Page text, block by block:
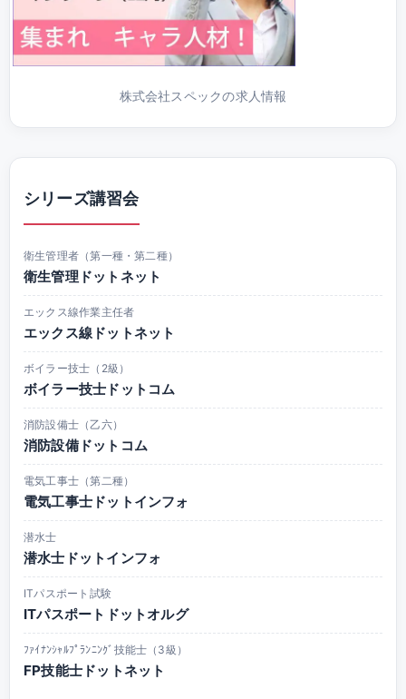
株式会社スペックの求人情報
シリーズ講習会
衛生管理者（第一種・第二種）
衛生管理ドットネット
エックス線作業主任者
エックス線ドットネット
ボイラー技士（2級）
ボイラー技士ドットコム
消防設備士（乙六）
消防設備ドットコム
電気工事士（第二種）
電気工事士ドットインフォ
潜水士
潜水士ドットインフォ
ITパスポート試験
ITパスポートドットオルグ
ﾌｧｲﾅﾝｼｬﾙﾌﾟﾗﾝﾆﾝｸﾞ技能士（3級）
FP技能士ドットネット